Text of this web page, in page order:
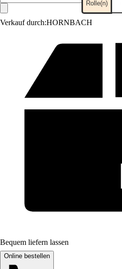
Verkauf durch:HORNBACH
Rolle(n)
Bequem liefern lassen
Online bestellen